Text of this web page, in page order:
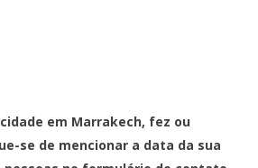
em Marrakech, fez ou
se de mencionar a data da sua